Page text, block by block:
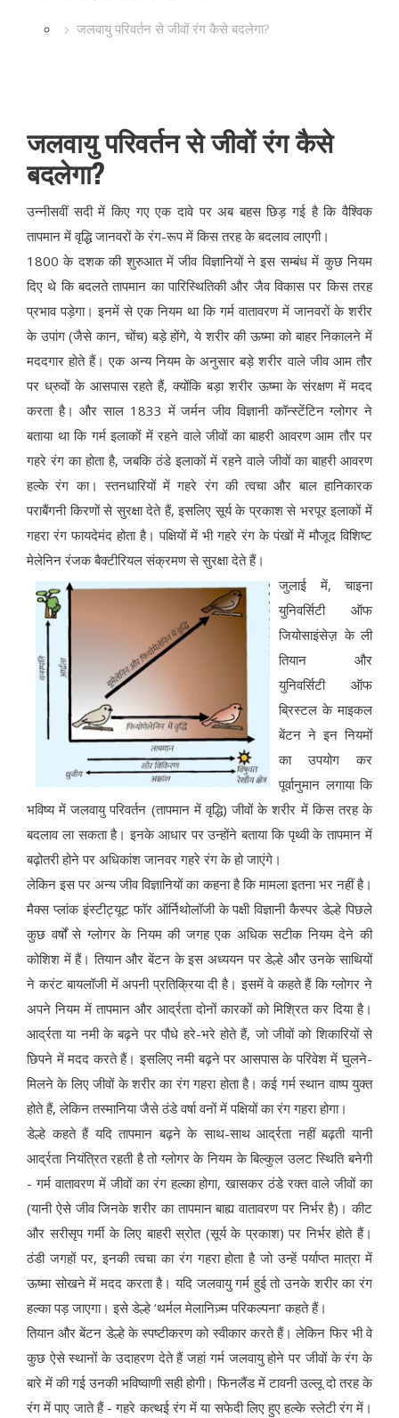
जलवायु परिवर्तन से जीवों रंग कैसे बदलेगा?
जलवायु परिवर्तन से जीवों रंग कैसे
बदलेगा?
उन्नीसवीं सदी में किए गए एक दावे पर अब बहस छिड़ गई है कि वैश्विक
तापमान में वृद्धि जानवरों के रंग-रूप में किस तरह के बदलाव लाएगी।
1800 के दशक की शुरुआत में जीव विज्ञानियों ने इस सम्बंध में कुछ नियम
दिए थे कि बदलते तापमान का पारिस्थितिकी और जैव विकास पर किस तरह
प्रभाव पड़ेगा। इनमें से एक नियम था कि गर्म वातावरण में जानवरों के शरीर
के उपांग (जैसे कान, चोंच) बड़े होंगे, ये शरीर की ऊष्मा को बाहर निकालने में
मददगार होते हैं। एक अन्य नियम के अनुसार बड़े शरीर वाले जीव आम तौर
पर ध्रुवों के आसपास रहते हैं, क्योंकि बड़ा शरीर ऊष्मा के संरक्षण में मदद
करता है। और साल 1833 में जर्मन जीव विज्ञानी कॉन्स्टेंटिन ग्लोगर ने
बताया था कि गर्म इलाकों में रहने वाले जीवों का बाहरी आवरण आम तौर पर
गहरे रंग का होता है, जबकि ठंडे इलाकों में रहने वाले जीवों का बाहरी आवरण
हल्के रंग का। स्तनधारियों में गहरे रंग की त्वचा और बाल हानिकारक
पराबैंगनी किरणों से सुरक्षा देते हैं, इसलिए सूर्य के प्रकाश से भरपूर इलाकों में
गहरा रंग फायदेमंद होता है। पक्षियों में भी गहरे रंग के पंखों में मौजूद विशिष्ट
मेलेनिन रंजक बैक्टीरियल संक्रमण से सुरक्षा देते हैं।
जुलाई में, चाइना
युनिवर्सिटी ऑफ
जियोसाइंसेज़ के ली
तियान और
युनिवर्सिटी ऑफ
ब्रिस्टल के माइकल
बेंटन ने इन नियमों
का उपयोग कर
पूर्वानुमान लगाया कि
भविष्य में जलवायु परिवर्तन (तापमान में वृद्धि) जीवों के शरीर में किस तरह के
बदलाव ला सकता है। इनके आधार पर उन्होंने बताया कि पृथ्वी के तापमान में
बढ़ोतरी होने पर अधिकांश जानवर गहरे रंग के हो जाएंगे।
लेकिन इस पर अन्य जीव विज्ञानियों का कहना है कि मामला इतना भर नहीं है।
मैक्स प्लांक इंस्टीट्यूट फॉर ऑर्निथोलॉजी के पक्षी विज्ञानी कैस्पर डेल्हे पिछले
कुछ वर्षों से ग्लोगर के नियम की जगह एक अधिक सटीक नियम देने की
कोशिश में हैं। तियान और बेंटन के इस अध्ययन पर डेल्हे और उनके साथियों
ने करंट बायलॉजी में अपनी प्रतिक्रिया दी है। इसमें वे कहते हैं कि ग्लोगर ने
अपने नियम में तापमान और आर्द्रता दोनों कारकों को मिश्रित कर दिया है।
आर्द्रता या नमी के बढ़ने पर पौधे हरे-भरे होते हैं, जो जीवों को शिकारियों से
छिपने में मदद करते हैं। इसलिए नमी बढ़ने पर आसपास के परिवेश में घुलने-
मिलने के लिए जीवों के शरीर का रंग गहरा होता है। कई गर्म स्थान वाष्प युक्त
होते हैं, लेकिन तस्मानिया जैसे ठंडे वर्षा वनों में पक्षियों का रंग गहरा होगा।
डेल्हे कहते हैं यदि तापमान बढ़ने के साथ-साथ आर्द्रता नहीं बढ़ती यानी
आर्द्रता नियंत्रित रहती है तो ग्लोगर के नियम के बिल्कुल उलट स्थिति बनेगी
- गर्म वातावरण में जीवों का रंग हल्का होगा, खासकर ठंडे रक्त वाले जीवों का
(यानी ऐसे जीव जिनके शरीर का तापमान बाह्य वातावरण पर निर्भर है)। कीट
और सरीसृप गर्मी के लिए बाहरी स्रोत (सूर्य के प्रकाश) पर निर्भर होते हैं।
ठंडी जगहों पर, इनकी त्वचा का रंग गहरा होता है जो उन्हें पर्याप्त मात्रा में
ऊष्मा सोखने में मदद करता है। यदि जलवायु गर्म हुई तो उनके शरीर का रंग
हल्का पड़ जाएगा। इसे डेल्हे ‘थर्मल मेलानिज़्म परिकल्पना’ कहते हैं।
तियान और बेंटन डेल्हे के स्पष्टीकरण को स्वीकार करते हैं। लेकिन फिर भी वे
कुछ ऐसे स्थानों के उदाहरण देते हैं जहां गर्म जलवायु होने पर जीवों के रंग के
बारे में की गई उनकी भविष्वाणी सही होगी। फिनलैंड में टावनी उल्लू दो तरह के
रंग में पाए जाते हैं - गहरे कत्थई रंग में या सफेदी लिए हुए हल्के स्लेटी रंग में।